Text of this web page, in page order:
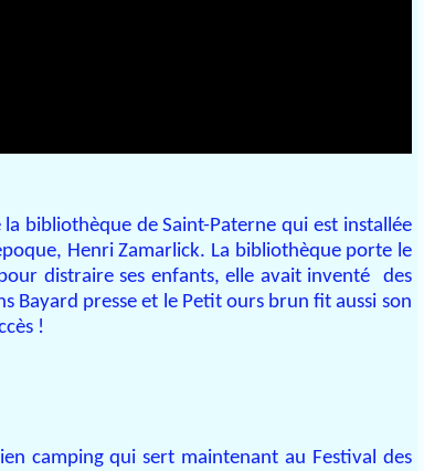
bibliothèque de Saint-Paterne qui est installée
Henri Zamarlick. La bibliothèque porte le
distraire ses enfants, elle avait inventé des
Bayard presse et le Petit ours brun fit aussi son
!
camping qui sert maintenant au Festival des